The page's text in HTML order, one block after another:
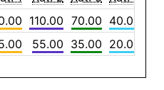
110.00 70.00 40.00
55.00 35.00 20.00